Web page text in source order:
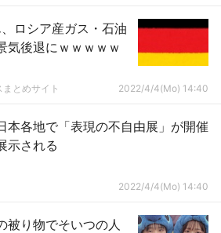
ロシア産ガス・石油
気後退にｗｗｗｗｗ
とめサイト 2022/4/4(Mo) 14:40
本各地で「表現の不自由展」が開催
示される
2022/4/4(Mo) 14:40
被り物でそいつの人